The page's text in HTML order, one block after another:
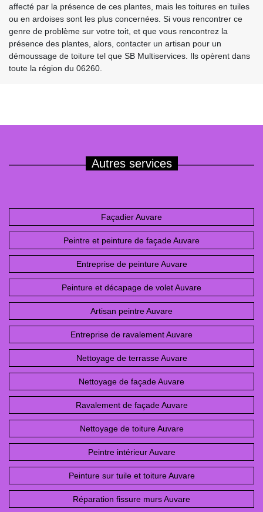
affecté par la présence de ces plantes, mais les toitures en tuiles
ou en ardoises sont les plus concernées. Si vous rencontrer ce
genre de problème sur votre toit, et que vous rencontrez la
présence des plantes, alors, contacter un artisan pour un
démoussage de toiture tel que SB Multiservices. Ils opèrent dans
toute la région du 06260.
Autres services
Façadier Auvare
Peintre et peinture de façade Auvare
Entreprise de peinture Auvare
Peinture et décapage de volet Auvare
Artisan peintre Auvare
Entreprise de ravalement Auvare
Nettoyage de terrasse Auvare
Nettoyage de façade Auvare
Ravalement de façade Auvare
Nettoyage de toiture Auvare
Peintre intérieur Auvare
Peinture sur tuile et toiture Auvare
Réparation fissure murs Auvare